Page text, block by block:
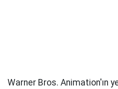
Warner Bros. Animation'ın